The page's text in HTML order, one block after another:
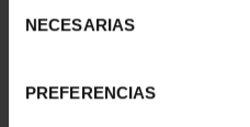
NECESARIAS
PREFERENCIAS